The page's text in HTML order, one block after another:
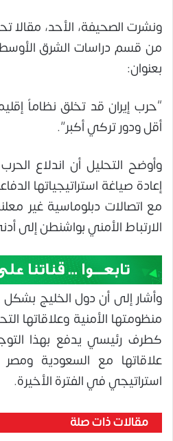
ونشرت الصحيفة، الأحد، مقالا
من قسم دراسات الشرق الأوسط
بعنوان:
“حرب إيران قد تخلق نظاماً
أقل ودور تركي أكبر”.
وأوضح التحليل أن اندلاع
إعادة صياغة استراتيجياتها
مع اتصالات دبلوماسية غير
الارتباط الأمني بواشنطن
وأشار إلى أن دول الخليج
منظومتها الأمنية وعلاقاتها
كطرف رئيسي يدفع بهذا
علاقاتها مع السعودية
استراتيجي في الفترة الأخيرة.
مقالات ذات صلة